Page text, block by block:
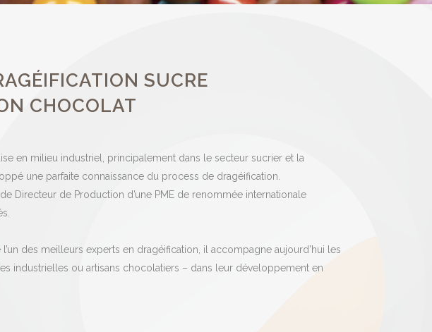
SUCRE
CHOCOLAT
en milieu industriel, principalement dans le secteur sucrier et la
une parfaite connaissance du process de dragéification.
Directeur de Production d’une PME de renommée internationale
des meilleurs experts en dragéification, il accompagne aujourd’hui les
industrielles ou artisans chocolatiers – dans leur développement en